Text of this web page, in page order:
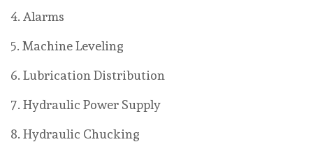
4. Alarms
5. Machine Leveling
6. Lubrication Distribution
7. Hydraulic Power Supply
8. Hydraulic Chucking